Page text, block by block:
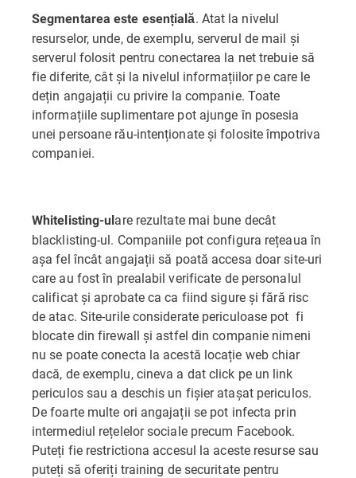
Segmentarea este esențială. Atat la nivelul
resurselor, unde, de exemplu, serverul de mail și
serverul folosit pentru conectarea la net trebuie să
fie diferite, cât și la nivelul informațiilor pe care le
dețin angajații cu privire la companie. Toate
informațiile suplimentare pot ajunge în posesia
unei persoane rău-intenționate și folosite împotriva
companiei.
Whitelisting-ulare rezultate mai bune decât
blacklisting-ul. Companiile pot configura rețeaua în
așa fel încât angajații să poată accesa doar site-uri
care au fost în prealabil verificate de personalul
calificat și aprobate ca ca fiind sigure și fără risc
de atac. Site-urile considerate periculoase pot fi
blocate din firewall și astfel din companie nimeni
nu se poate conecta la acestă locație web chiar
dacă, de exemplu, cineva a dat click pe un link
periculos sau a deschis un fișier atașat periculos.
De foarte multe ori angajații se pot infecta prin
intermediul rețelelor sociale precum Facebook.
Puteți fie restrictiona accesul la aceste resurse sau
puteți să oferiți training de securitate pentru